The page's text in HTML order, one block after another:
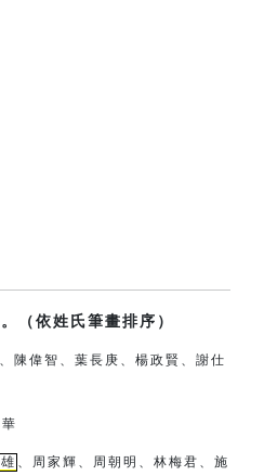
（依姓氏筆畫排序）
陳偉智、葉長庚、楊政賢、 謝仕
、周家輝、周朝明、林梅君、 施